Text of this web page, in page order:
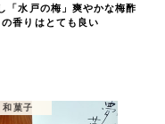
「水戸の梅」爽やかな梅酢
の香りはとても良い
和菓子